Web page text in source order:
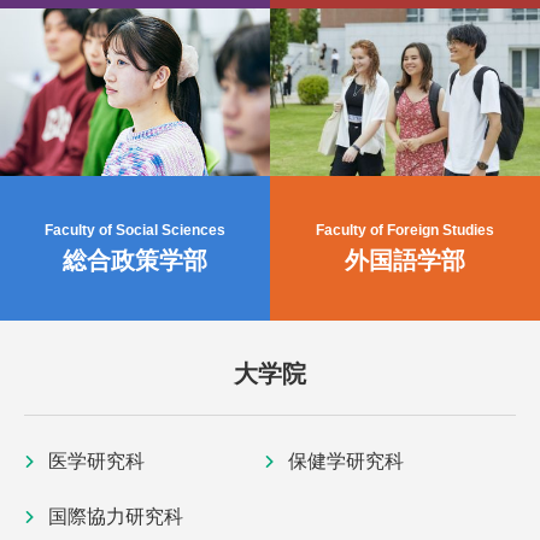
Faculty of Social Sciences
総合政策学部
Faculty of Foreign Studies
外国語学部
大学院
医学研究科 保健学研究科
国際協力研究科